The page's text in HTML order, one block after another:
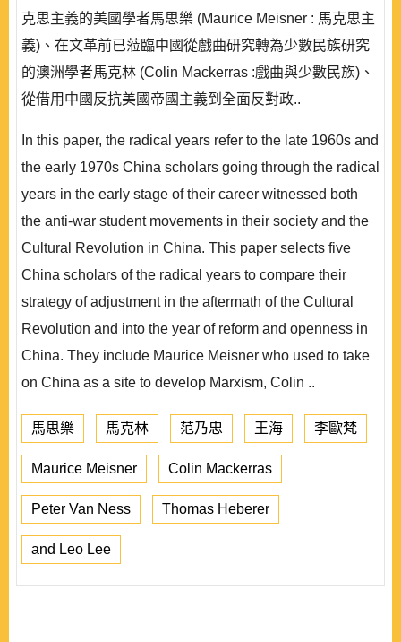
克思主義的美國學者馬思樂 (Maurice Meisner : 馬克思主
義)、在文革前已蒞臨中國從戲曲研究轉為少數民族研究
的澳洲學者馬克林 (Colin Mackerras :戲曲與少數民族)、
從借用中國反抗美國帝國主義到全面反對政..
In this paper, the radical years refer to the late 1960s and
the early 1970s China scholars going through the radical
years in the early stage of their career witnessed both
the anti-war student movements in their society and the
Cultural Revolution in China. This paper selects five
China scholars of the radical years to compare their
strategy of adjustment in the aftermath of the Cultural
Revolution and into the year of reform and openness in
China. They include Maurice Meisner who used to take
on China as a site to develop Marxism, Colin ..
馬思樂 馬克林 范乃忠 王海 李歐梵
Maurice Meisner Colin Mackerras
Peter Van Ness Thomas Heberer
and Leo Lee